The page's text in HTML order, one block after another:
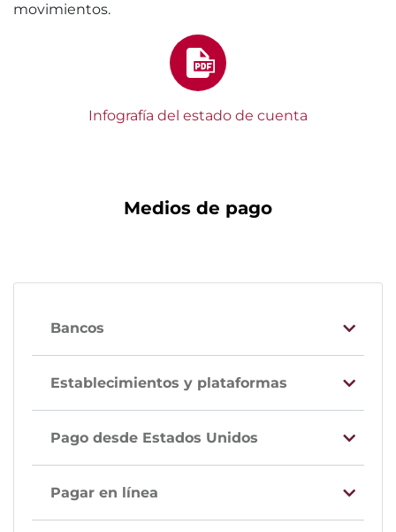
movimientos.
Infografía del estado de cuenta
Medios de pago
Bancos
Establecimientos y plataformas
Pago desde Estados Unidos
Pagar en línea